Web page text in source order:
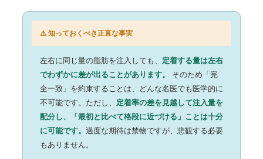
⚠️ 知っておくべき正直な事実
左右に同じ量の脂肪を注入しても、 定着する量は左右
でわずかに差が出ることがあります。
そのため「完
全一致」を約束することは、どんな名医でも医学的に
不可能です。ただし、 定着率の差を見越して注入量を
配分し、「最初と比べて格段に近づける」ことは十分
に可能です。 過度な期待は禁物ですが、悲観する必要
もありません。